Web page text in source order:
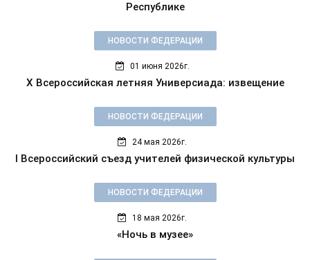
Республике
НОВОСТИ ФЕДЕРАЦИИ
01 июня 2026г.
X Всероссийская летняя Универсиада: извещение
НОВОСТИ ФЕДЕРАЦИИ
24 мая 2026г.
I Всероссийский съезд учителей физической культуры
НОВОСТИ ФЕДЕРАЦИИ
18 мая 2026г.
«Ночь в музее»